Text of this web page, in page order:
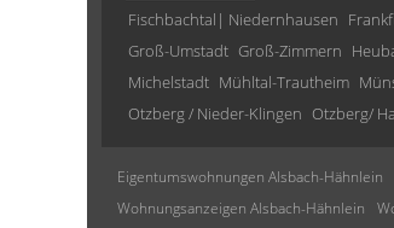
Fischbachtal| Niedernhausen
Groß-Umstadt Groß-Zimmern
Michelstadt Mühltal-Trautheim
Otzberg / Nieder-Klingen Otzberg/
Eigentumswohnungen Alsbach-Hähnlein
Wohnungsanzeigen Alsbach-Hähnlein